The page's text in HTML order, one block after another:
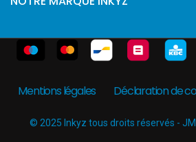
Mentions légales Déclaration de
© 2025 Inkyz tous droits réservés - JM